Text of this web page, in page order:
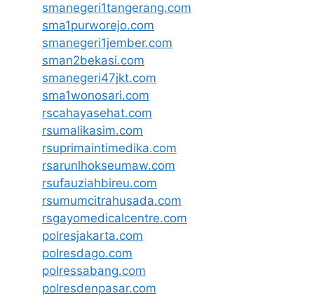
smanegeri1tangerang.com
sma1purworejo.com
smanegeri1jember.com
sman2bekasi.com
smanegeri47jkt.com
sma1wonosari.com
rscahayasehat.com
rsumalikasim.com
rsuprimaintimedika.com
rsarunlhokseumaw.com
rsufauziahbireu.com
rsumumcitrahusada.com
rsgayomedicalcentre.com
polresjakarta.com
polresdago.com
polressabang.com
polresdenpasar.com